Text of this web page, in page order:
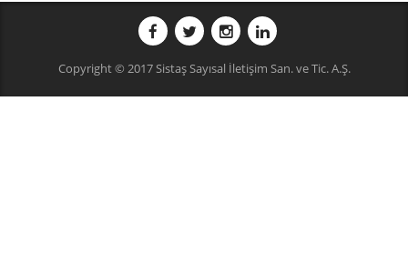
Copyright © 2017 Sistaş Sayısal İletişim San. ve Tic. A.Ş.